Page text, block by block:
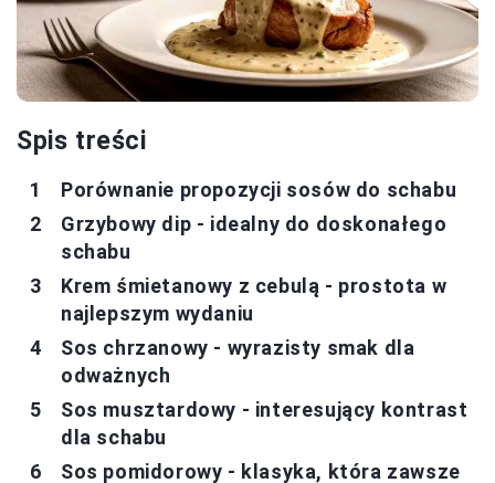
Spis treści
Porównanie propozycji sosów do schabu
Grzybowy dip - idealny do doskonałego
schabu
Krem śmietanowy z cebulą - prostota w
najlepszym wydaniu
Sos chrzanowy - wyrazisty smak dla
odważnych
Sos musztardowy - interesujący kontrast
dla schabu
Sos pomidorowy - klasyka, która zawsze